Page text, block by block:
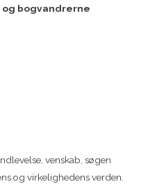
bogvandrerne
venskab, søgen
og virkelighedens verden.